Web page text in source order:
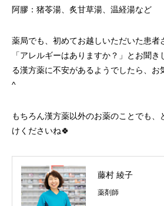
阿膠：猪苓湯、炙甘草湯、温経湯など
薬局でも、初めてお越しいただいた患者
「アレルギーはありますか？」とお聞
る漢方薬に不安があるようでしたら、お
^
もちろん漢方薬以外のお薬のことでも、
けくださいね🍀
藤村 綾子
薬剤師